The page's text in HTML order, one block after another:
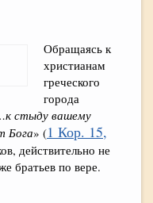
Обращаясь к
христианам
греческого
города
стыду вашему
Бога» (1 Кор. 15,
действительно не
братьев по вере.